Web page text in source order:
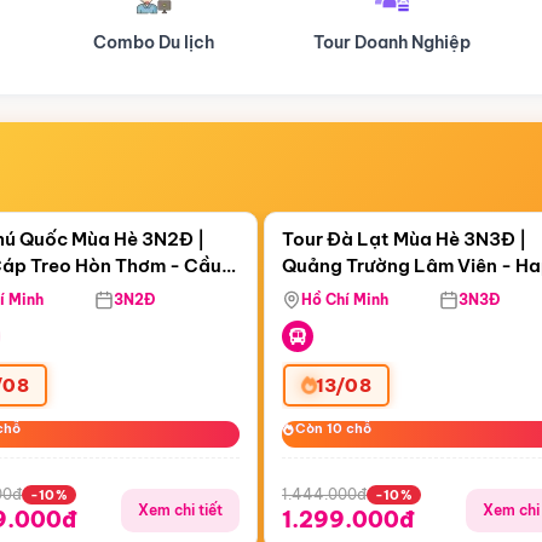
Tour Doanh Nghiệp Du lịch Hành Hương
07:58:45
Treo Hòn Thơm
Quốc Mùa Hè 3N2Đ |
Treo Hòn Thơm - Cầu
Viên Nước Aquatopia
Minh 3N2Đ
-10%
Xem chi tiết
Còn05 ngày 07:58:45
Tour Đà Lạt Mùa Hè 3N3Đ |
Quảng Trường Lâm Viên -
Hill - Puppy Farm
Hồ Chí Minh 3N3Đ
13/08
Còn 10 chỗ
Còn 10 chỗ
1.444.000đ -10%
1.299.000đ Xem